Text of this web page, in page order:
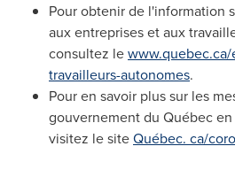
Pour obtenirde l'information
aux entreprises et aux
consultez le
travailleurs-autonomes.
Pour en savoir plus sur les
gouvernement du Québec en
visitez le siteQuébec. ca/